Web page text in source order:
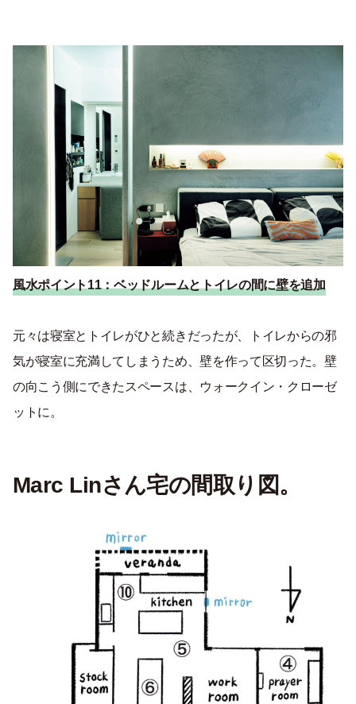
風水ポイント11：ベッドルームとトイレの間に壁を追加
元々は寝室とトイレがひと続きだったが、トイレからの邪
気が寝室に充満してしまうため、壁を作って区切った。壁
の向こう側にできたスペースは、ウォークイン・クローゼ
ットに。
Marc Linさん宅の間取り図。